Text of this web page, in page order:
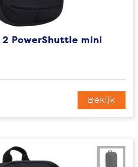
PowerShuttle mini
Bekijk